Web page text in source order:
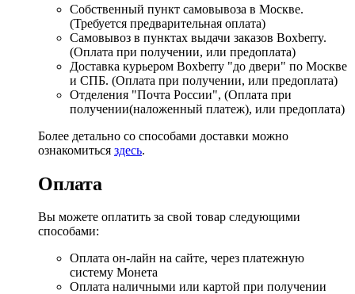
Собственный пункт самовывоза в Москве.
(Требуется предварительная оплата)
Самовывоз в пунктах выдачи заказов Boxberry.
(Оплата при получении, или предоплата)
Доставка курьером Boxberry "до двери" по Москве
и СПБ. (Оплата при получении, или предоплата)
Отделения "Почта России", (Оплата при
получении(наложенный платеж), или предоплата)
Более детально со способами доставки можно
ознакомиться здесь.
Оплата
Вы можете оплатить за свой товар следующими
способами:
Оплата он-лайн на сайте, через платежную
систему Монета
Оплата наличными или картой при получении